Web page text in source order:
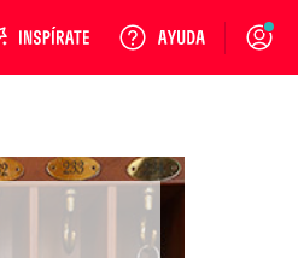
Login